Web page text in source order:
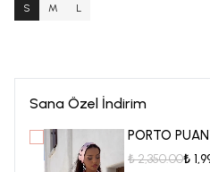
S M L
Sana Özel İndirim
PORTO
₺ 2,350.00₺